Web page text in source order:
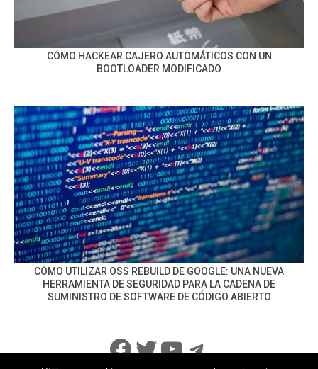
CÓMO HACKEAR CAJERO AUTOMÁTICOS CON UN
BOOTLOADER MODIFICADO
CÓMO UTILIZAR OSS REBUILD DE GOOGLE: UNA NUEVA
HERRAMIENTA DE SEGURIDAD PARA LA CADENA DE
SUMINISTRO DE SOFTWARE DE CÓDIGO ABIERTO
Facebook
Twitter
YouTube
Telegram